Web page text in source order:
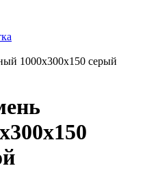
1000х300х150 серый